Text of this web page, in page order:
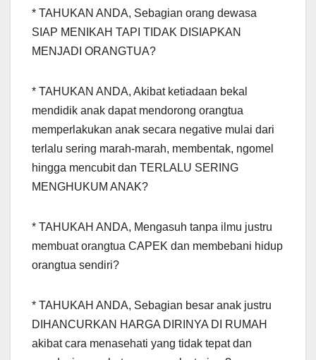
* TAHUKAN ANDA, Sebagian orang dewasa
SIAP MENIKAH TAPI TIDAK DISIAPKAN
MENJADI ORANGTUA?
* TAHUKAN ANDA, Akibat ketiadaan bekal
mendidik anak dapat mendorong orangtua
memperlakukan anak secara negative mulai dari
terlalu sering marah-marah, membentak, ngomel
hingga mencubit dan TERLALU SERING
MENGHUKUM ANAK?
* TAHUKAH ANDA, Mengasuh tanpa ilmu justru
membuat orangtua CAPEK dan membebani hidup
orangtua sendiri?
* TAHUKAH ANDA, Sebagian besar anak justru
DIHANCURKAN HARGA DIRINYA DI RUMAH
akibat cara menasehati yang tidak tepat dan